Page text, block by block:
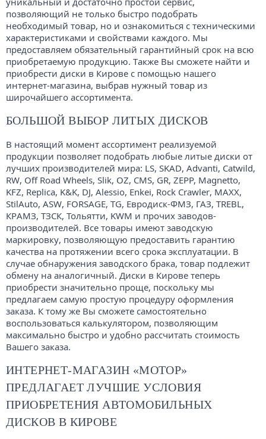
позволяющий не только быстро подобрать
необходимый товар, но и ознакомиться с техническими
характеристиками и свойствами каждого. Мы
предоставляем обязательный гарантийный срок на всю
приобретаемую продукцию. Также Вы сможете найти и
приобрести диски в Кирове с помощью нашего
интернет-магазина, выбрав нужный товар из
широчайшего ассортимента.
БОЛЬШОЙ ВЫБОР ЛИТЫХ ДИСКОВ
В настоящий момент ассортимент реализуемой
продукции позволяет подобрать любые литые диски от
лучших производителей мира: LS, SKAD, Advanti, Catwild,
RW, Off Road Wheels, Slik, OZ, CMS, GR, ZEPP, Magnetto,
KFZ, Replica, K&K, DJ, Alessio, Enkei, Rock Crawler, MAXX,
StilAuto, ASW, FORSAGE, TG, Евродиск-ФМЗ, ГАЗ, TREBL,
КРАМЗ, ТЗСК, Тольятти, KWM и прочих заводов-
производителей. Все товары имеют заводскую
маркировку, позволяющую предоставить гарантию
качества на протяжении всего срока эксплуатации. В
случае обнаружения заводского брака, товар подлежит
обмену на аналогичный. Диски в Кирове теперь
приобрести значительно проще, поскольку мы
предлагаем самую простую процедуру оформления
заказа. К тому же Вы сможете самостоятельно
воспользоваться калькулятором, позволяющим
максимально быстро и удобно рассчитать стоимость
Вашего заказа.
ИНТЕРНЕТ-МАГАЗИН «МОТОР»
ПРЕДЛАГАЕТ ЛУЧШИЕ УСЛОВИЯ
ПРИОБРЕТЕНИЯ АВТОМОБИЛЬНЫХ
ДИСКОВ В КИРОВЕ